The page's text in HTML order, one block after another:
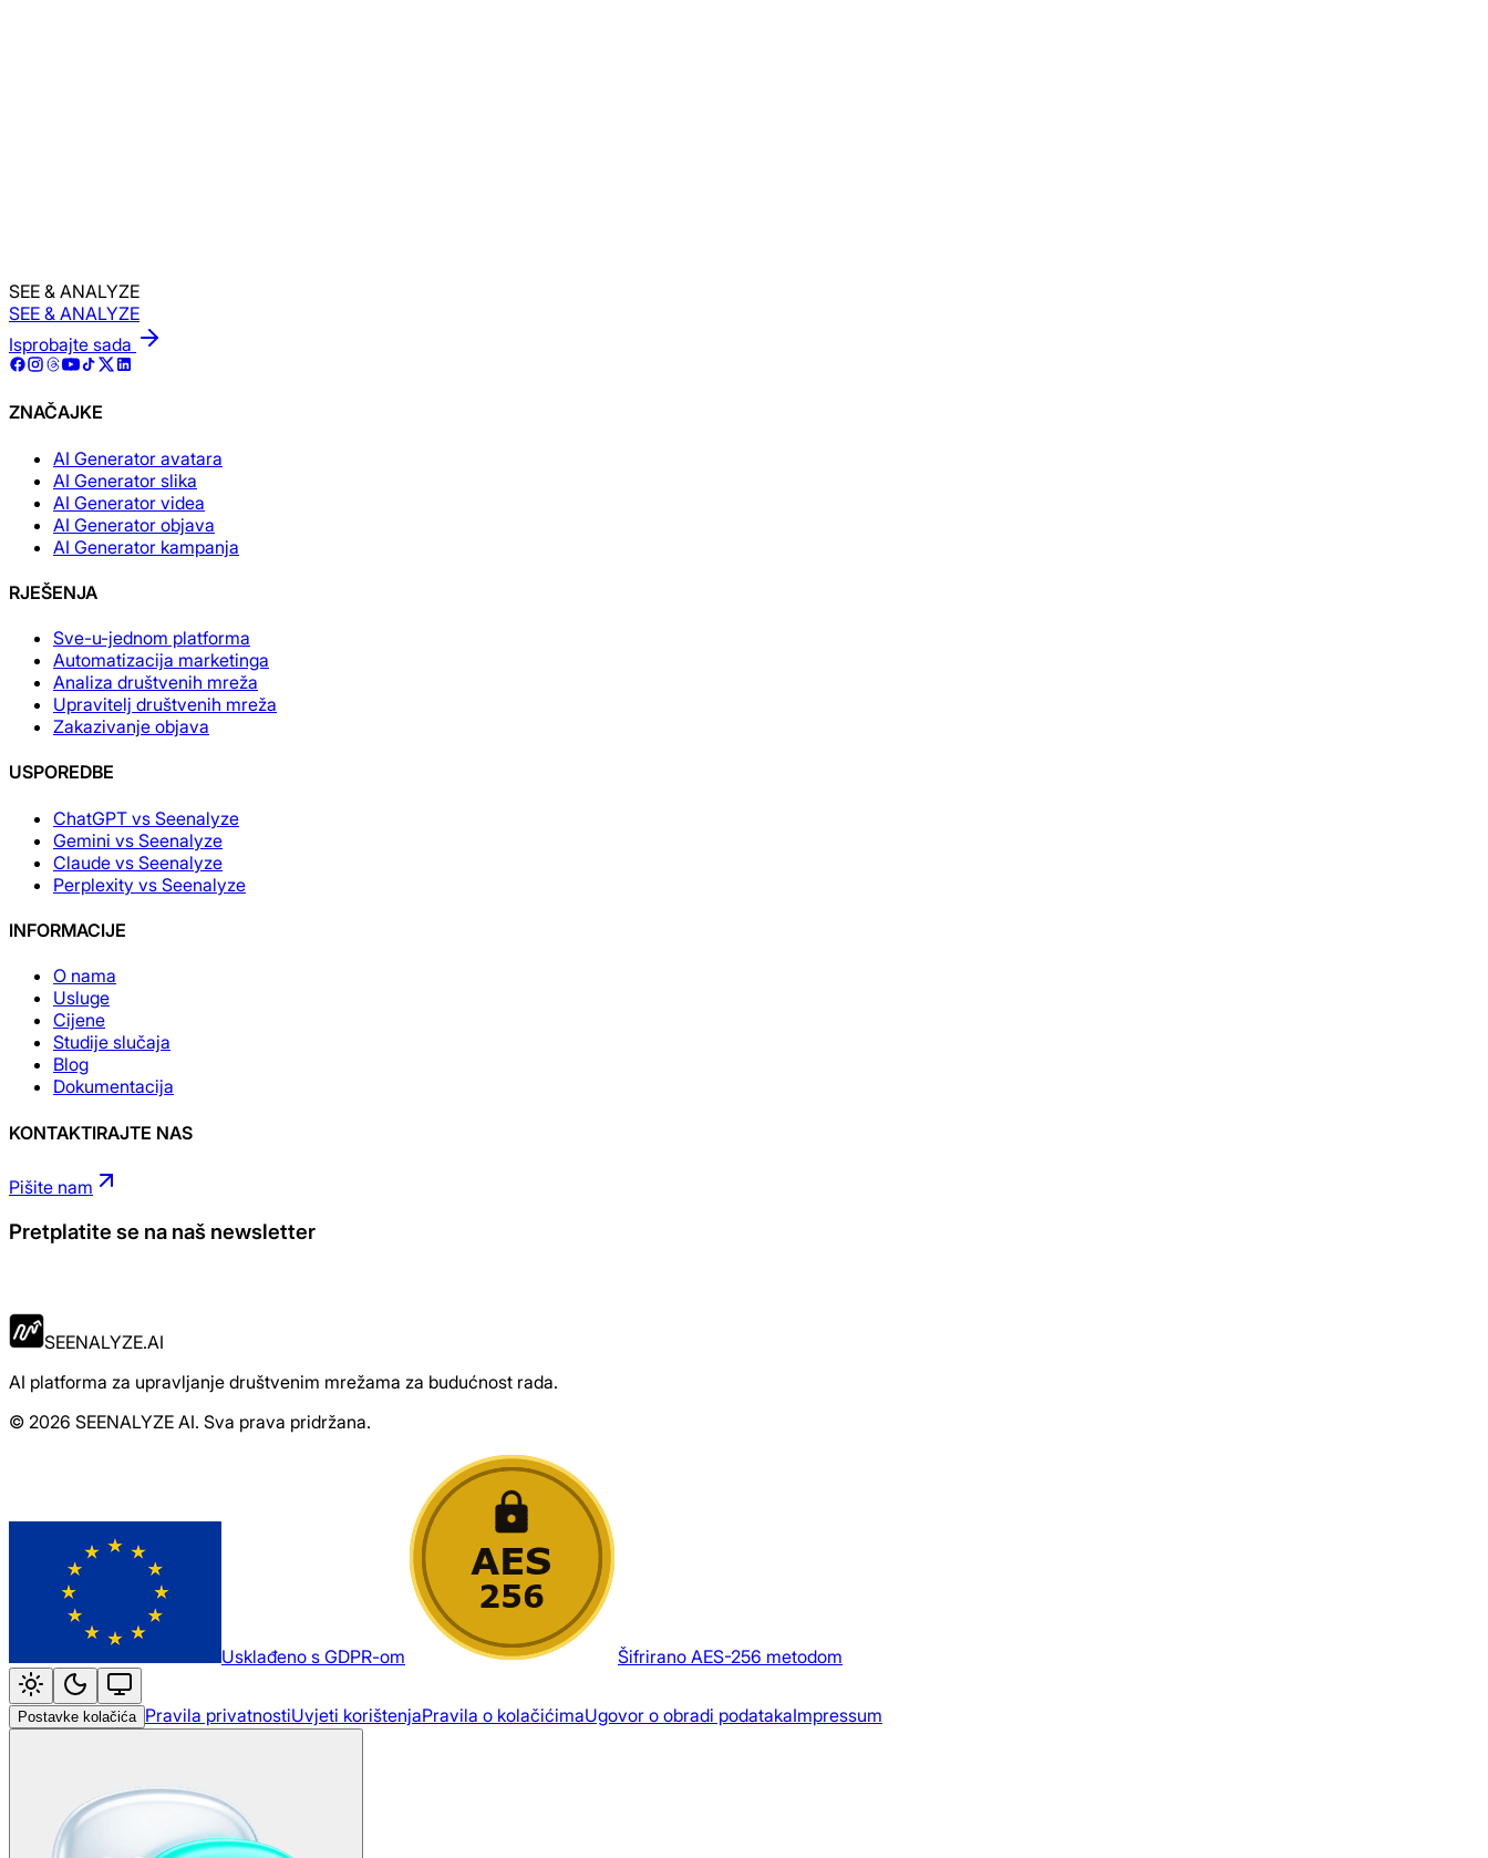
SEE & ANALYZE
SEE & ANALYZE
Isprobajte sada
ZNAČAJKE
AI Generator avatara
AI Generator slika
AI Generator videa
AI Generator objava
AI Generator kampanja
RJEŠENJA
Sve-u-jednom platforma
Automatizacija marketinga
Analiza društvenih mreža
Upravitelj društvenih mreža
Zakazivanje objava
USPOREDBE
ChatGPT vs Seenalyze
Gemini vs Seenalyze
Claude vs Seenalyze
Perplexity vs Seenalyze
INFORMACIJE
O nama
Usluge
Cijene
Studije slučaja
Blog
Dokumentacija
KONTAKTIRAJTE NAS
Pišite nam
Pretplatite se na naš newsletter
SEENALYZE.AI
AI platforma za upravljanje društvenim mrežama za budućnost rada.
© 2026 SEENALYZE AI. Sva prava pridržana.
Usklađeno s GDPR-om Šifrirano AES-256 metodom
Postavke kolačića Pravila privatnostiUvjeti korištenjaPravila o kolačićimaUgovor o obradi podatakaImpressum